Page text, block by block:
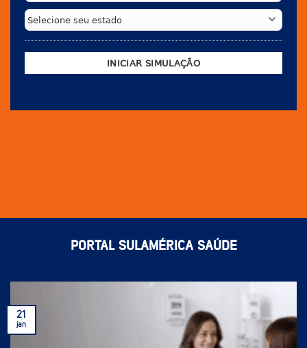
PORTAL SULAMÉRICA SAÚDE
21
jan